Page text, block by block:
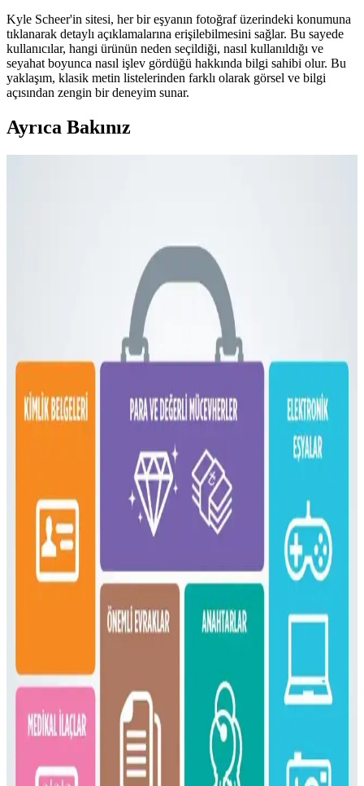
Kyle Scheer'in sitesi, her bir eşyanın fotoğraf üzerindeki konumuna
tıklanarak detaylı açıklamalarına erişilebilmesini sağlar. Bu sayede
kullanıcılar, hangi ürünün neden seçildiği, nasıl kullanıldığı ve
seyahat boyunca nasıl işlev gördüğü hakkında bilgi sahibi olur. Bu
yaklaşım, klasik metin listelerinden farklı olarak görsel ve bilgi
açısından zengin bir deneyim sunar.
Ayrıca Bakınız
pratik paketleme ve taşınabilirlik sunar. Elektronik cihazlar,
kıyafetler ve kişisel eşyalar düzenli şekilde taşınabilir.
Dooney & Bourke Janine Çantası: Dayanıklı Deri
Tasarımı ve Piyasa Değeri Analizi
Dooney & Bourke Janine çantası, dayanıklı deri yapısı ve şık
tasarımıyla günlük kullanım ve seyahat için ideal. İkinci el
piyasasında uygun fiyatlı, manevi değeri yüksek bir seçenek sunar.
Çoklu Sırt Çantası Koleksiyonu ve Onebag Seyahat
Konseptinde Kullanım İncelemesi
Çeşitli sırt çantalarının kullanım alanları, özellikleri ve onebag
seyahat konseptindeki rolleri incelenerek, ideal çanta seçimi ve
fonksiyonellik dengesi üzerine kapsamlı bilgiler sunulmaktadır.
16 Litrelik Kanken Sırt Çantasıyla 4 Gün 4 Gece
Minimalist Seyahat Planlama
16 litrelik Kanken sırt çantasıyla 4 gün 4 gece minimalist seyahat
için teknoloji, kişisel bakım ve giysi eşyalarının düzenli ve hafif
paketlenmesi anlatılıyor. Beden ve ihtiyaçlara göre esneklik
Fjällräven Kånken 16L ile 15 Günlük Yaz
Fjällräven Kånken 16L sırt çantasıyla 15 günlük yaz seyahati için
hafif ve düzenli paketleme yöntemleri, ergonomik özellikler ve
seyahat deneyimleri detaylandırılıyor.
Gossamer Gear Vagabond Jet: Hafif ve Fonksiyonel
OneBag Seyahat Çantası İncelemesi